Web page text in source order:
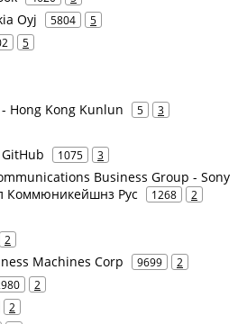
Oyj 5804 5
5
Hong Kong Kunlun 5 3
1075 3
Business Group - Sony
Коммюникейшнз Рус
1268 2
2
Machines Corp 9699 2
2
2